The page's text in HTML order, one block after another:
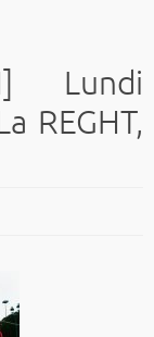
Lundi
REGHT,